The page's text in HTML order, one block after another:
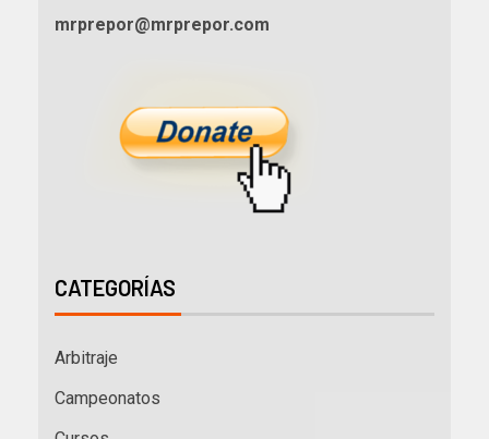
mrprepor@mrprepor.com
CATEGORÍAS
Arbitraje
Campeonatos